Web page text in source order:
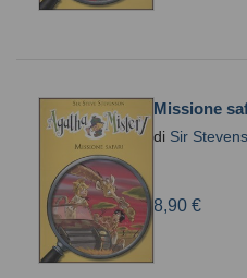
Missione
di Sir
8,90 €